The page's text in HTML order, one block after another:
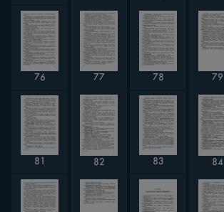
76 77 78 79
81 82 83 84